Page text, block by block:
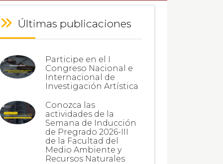
Últimas publicaciones
Participe en el I
Congreso Nacional e
Internacional de
Investigación Artística
Conozca las
actividades de la
Semana de Inducción
de Pregrado 2026-III
de la Facultad del
Medio Ambiente y
Recursos Naturales